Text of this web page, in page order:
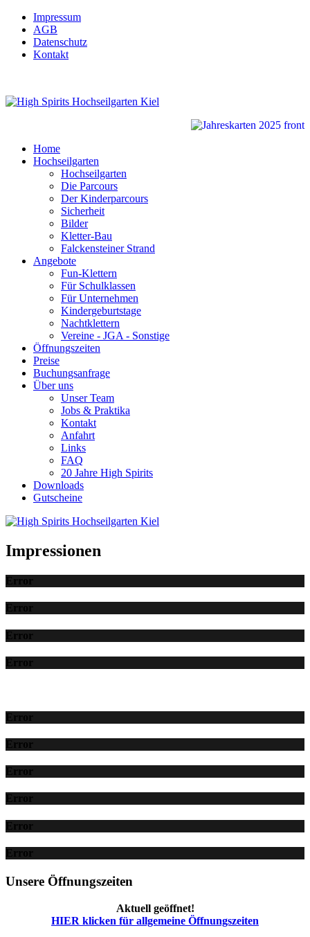
Impressum
AGB
Datenschutz
Kontakt
Home
Hochseilgarten
Hochseilgarten
Die Parcours
Der Kinderparcours
Sicherheit
Bilder
Kletter-Bau
Falckensteiner Strand
Angebote
Fun-Klettern
Für Schulklassen
Für Unternehmen
Kindergeburtstage
Nachtklettern
Vereine - JGA - Sonstige
Öffnungszeiten
Preise
Buchungsanfrage
Über uns
Unser Team
Jobs & Praktika
Kontakt
Anfahrt
Links
FAQ
20 Jahre High Spirits
Downloads
Gutscheine
Impressionen
Error
Error
Error
Error
Error
Error
Error
Error
Error
Error
Unsere Öffnungszeiten
Aktuell geöffnet!
HIER klicken für allgemeine Öffnungszeiten